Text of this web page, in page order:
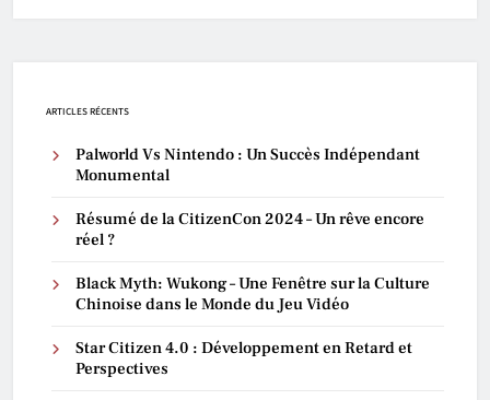
ARTICLES RÉCENTS
Palworld Vs Nintendo : Un Succès Indépendant
Monumental
Résumé de la CitizenCon 2024 – Un rêve encore
réel ?
Black Myth: Wukong – Une Fenêtre sur la Culture
Chinoise dans le Monde du Jeu Vidéo
Star Citizen 4.0 : Développement en Retard et
Perspectives